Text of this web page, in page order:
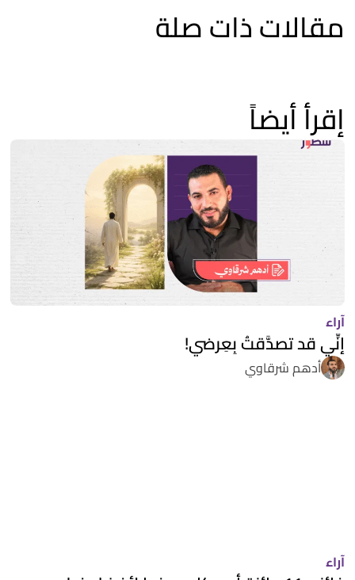
مقالات ذات صلة
إقرأ أيضاً
آراء
إنِّي قد تصدَّقتُ بِعِرضي!
أدهم شرقاوي
آراء